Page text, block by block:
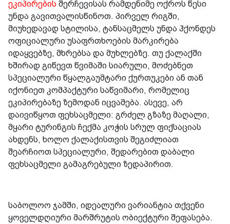
ეკიპირების შერჩევისას რამდენიმე ოქროს წესი
უნდა გავითვალისწინოთ. პირველ რიგში,
მიუხედავად სტილისა, ტანსაცმელს უნდა ჰქონდეს
ოფიციალური უსაფრთხოების მარკირება
იდაყვებზე, მხრებსა და მუხლებზე. თუ ქალაქში
ხშირად გიწევთ წვიმაში სიარული, მოძებნეთ
სპეციალური წყალგაუმტარი ქურთუკები ან თან
იქონიეთ კომპაქტური საწვიმარი, რომელიც
ეკიპირებაზე ზემოდან იცვამება. ასევე, არ
დაივიწყოთ ფეხსაცმელი: გრძელ გზაზე მაღალი,
მყარი ტურინგის ჩექმა კოჭის სრულ ფიქსაციას
ახდენს, ხოლო ქალაქისთვის შეგიძლიათ
შეარჩიოთ სპეციალური, შედარებით დაბალი
ფეხსაცმელი გამაგრებული ზედაპირით.
საბოლოო ჯამში, იდეალური ვარიანტია თქვენი
ყოველდღიური მარშრუტის ობიექტური შეფასება.